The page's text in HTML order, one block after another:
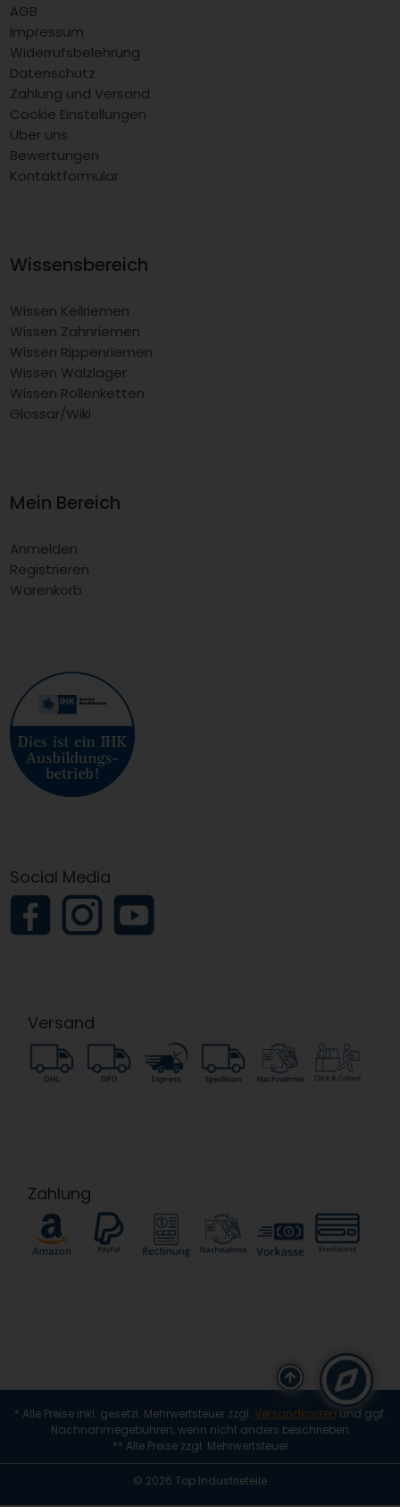
AGB
Impressum
Widerrufsbelehrung
Datenschutz
Zahlung und Versand
Cookie Einstellungen
Über uns
Bewertungen
Kontaktformular
Wissensbereich
Wissen Keilriemen
Wissen Zahnriemen
Wissen Rippenriemen
Wissen Wälzlager
Wissen Rollenketten
Glossar/Wiki
Mein Bereich
Anmelden
Registrieren
Warenkorb
Social Media
Versand
Zahlung
* Alle Preise inkl. gesetzl. Mehrwertsteuer zzgl. Versandkosten und ggf.
Nachnahmegebühren, wenn nicht anders beschrieben
** Alle Preise zzgl. Mehrwertsteuer
© 2026 Top Industrieteile